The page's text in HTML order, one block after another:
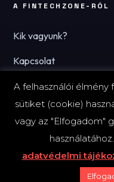
A FINTECHZONE-RÓL
Kik vagyunk?
Kapcsolat
Hírlevél
© 2026 FinTechZone.hu - A
Adatvédelmi
A felhasználói
sütiket (cookie)
vagy az "Elfogadom"
adatvédelmi